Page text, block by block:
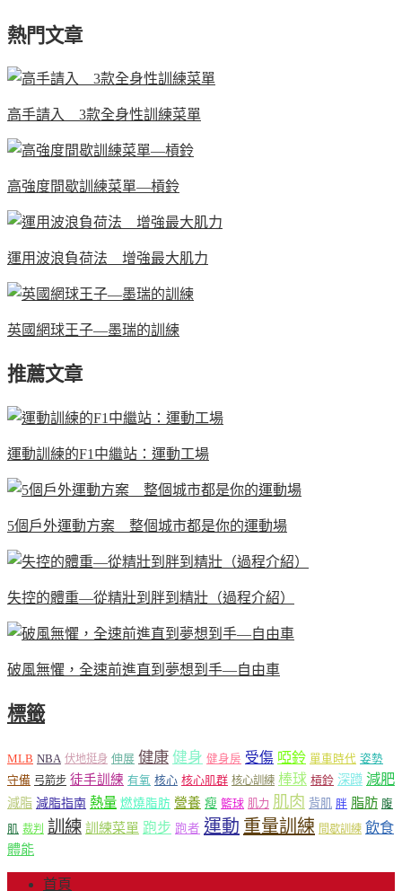
熱門文章
高手請入 3款全身性訓練菜單
高強度間歇訓練菜單—槓鈴
運用波浪負荷法 增強最大肌力
英國網球王子—墨瑞的訓練
推薦文章
運動訓練的F1中繼站：運動工場
5個戶外運動方案 整個城市都是你的運動場
失控的體重—從精壯到胖到精壯（過程介紹）
破風無懼，全速前進直到夢想到手—自由車
標籤
MLB NBA 伏地挺身 伸展 健康 健身 健身房 受傷 啞鈴 單車時代 姿勢
守備 弓箭步 徒手訓練 有氧 核心 核心肌群 核心訓練 棒球 槓鈴 深蹲 減肥
減脂 減脂指南 熱量 燃燒脂肪 營養 瘦 籃球 肌力 肌肉 背肌 胖 脂肪 腹
肌 裁判 訓練 訓練菜單 跑步 跑者 運動 重量訓練 間歇訓練 飲食
體能
首頁